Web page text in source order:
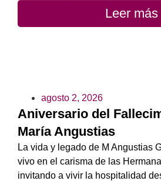
Leer más
agosto 2, 2026
Aniversario del
María Angustias
La vida y legado de M Angustias
vivo en el carisma de las
invitando a vivir la hospitalidad